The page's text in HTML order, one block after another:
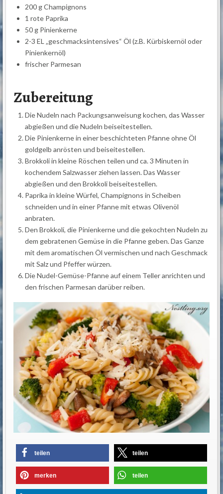
200 g Champignons
1 rote Paprika
50 g Pinienkerne
2-3 EL „geschmacksintensives“ Öl (z.B. Kürbiskernöl oder
Pinienkernöl)
frischer Parmesan
Zubereitung
Die Nudeln nach Packungsanweisung kochen, das Wasser
abgießen und die Nudeln beiseitestellen.
Die Pinienkerne in einer beschichteten Pfanne ohne Öl
goldgelb anrösten und beiseitestellen.
Brokkoli in kleine Röschen teilen und ca. 3 Minuten in
kochendem Salzwasser ziehen lassen. Das Wasser
abgießen und den Brokkoli beiseitestellen.
Paprika in kleine Würfel, Champignons in Scheiben
schneiden und in einer Pfanne mit etwas Olivenöl
anbraten.
Den Brokkoli, die Pinienkerne und die gekochten Nudeln zu
dem gebratenen Gemüse in die Pfanne geben. Das Ganze
mit dem aromatischen Öl vermischen und nach Geschmack
mit Salz und Pfeffer würzen.
Die Nudel-Gemüse-Pfanne auf einem Teller anrichten und
den frischen Parmesan darüber reiben.
teilen teilen
merken teilen